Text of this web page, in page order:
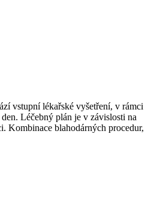
vstupní lékařské vyšetření, v rámci
Léčebný plán je v závislosti na
Kombinace blahodárných procedur,